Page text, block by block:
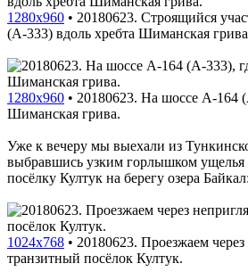
1280x960 • 20180623. Строящийся
(A-333) вдоль хребта Шиманская
1280x960 • 20180623. На шоссе A-164
Шиманская грива.
Уже к вечеру мы выехали из
выбравшись узким горлышком ущелья
посёлку Култук на берегу озера Байкал:
1024x768 • 20180623. Проезжаем
транзитный посёлок Култук.